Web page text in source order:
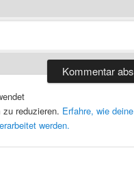
reduzieren. Erfahre, wie deine
werden.